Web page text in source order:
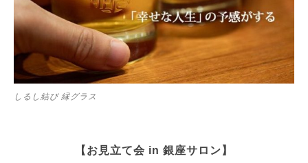
しるし結び 縁グラス
【お見立て会 in 銀座サロン】